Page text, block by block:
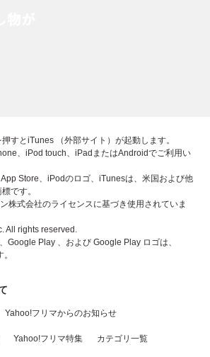
すとiTunes （外部サイト）が起動します。
、iPod touch、iPadまたはAndroidでご利用い
Store、iPodのロゴ、iTunesは、米国および他
です。
株式会社のライセンスに基づき使用されていま
All rights reserved.
Google Play 、および Google Play ロゴは、
Yahoo!フリマからのお知らせ
Yahoo!フリマ特集 カテゴリ一覧